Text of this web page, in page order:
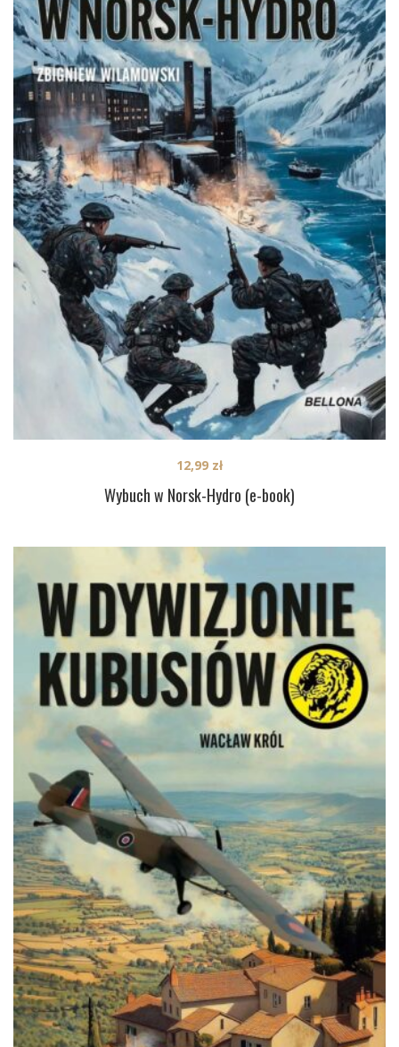
Wybuch w Norsk-Hydro (e-book)
12,99 zł